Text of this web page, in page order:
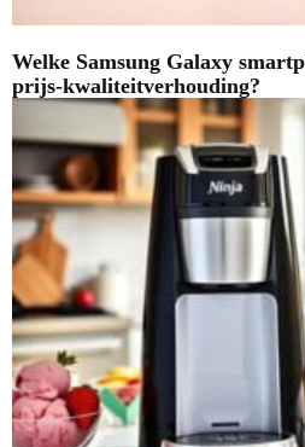
Welke Samsung Galaxy
prijs-kwaliteitverhouding?